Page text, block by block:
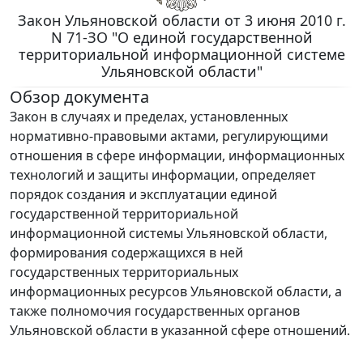
Закон Ульяновской области от 3 июня 2010 г.
N 71-ЗО "О единой государственной
территориальной информационной системе
Ульяновской области"
Обзор документа
Закон в случаях и пределах, установленных
нормативно-правовыми актами, регулирующими
отношения в сфере информации, информационных
технологий и защиты информации, определяет
порядок создания и эксплуатации единой
государственной территориальной
информационной системы Ульяновской области,
формирования содержащихся в ней
государственных территориальных
информационных ресурсов Ульяновской области, а
также полномочия государственных органов
Ульяновской области в указанной сфере отношений.